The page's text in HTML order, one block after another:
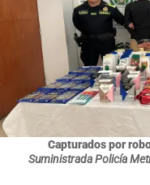
Capturados por
Suministrada Policía